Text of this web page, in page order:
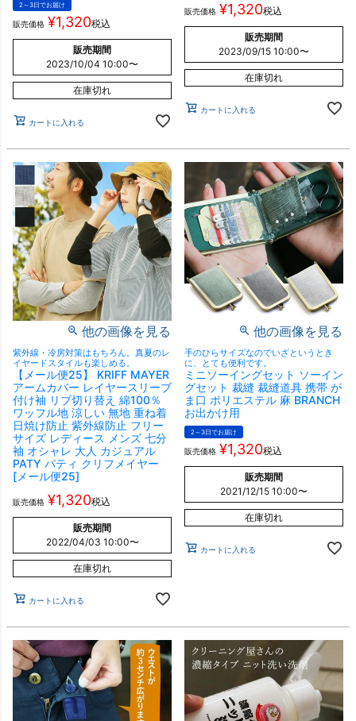
2～3日でお届け
販売価格 ¥1,320税込
販売期間
2023/10/04 10:00〜
在庫切れ
カートに入れる
販売価格 ¥1,320税込
販売期間
2023/09/15 10:00〜
在庫切れ
カートに入れる
他の画像を見る
紫外線・冷房対策はもちろん。真夏のレ
イヤードスタイルも楽しめる。
【メール便25】 KRIFF MAYER
アームカバー レイヤースリーブ
付け袖 リブ切り替え 綿100％
ワッフル地 涼しい 無地 重ね着
日焼け防止 紫外線防止 フリー
サイズ レディース メンズ 七分
袖 オシャレ 大人 カジュアル
PATY パティ クリフメイヤー
[メール便25]
販売価格 ¥1,320税込
販売期間
2022/04/03 10:00〜
在庫切れ
カートに入れる
他の画像を見る
手のひらサイズなのでいざというとき
に、とても便利です。
ミニソーイングセット ソーイン
グセット 裁縫 裁縫道具 携帯 が
ま口 ポリエステル 麻 BRANCH
お出かけ用
2～3日でお届け
販売価格 ¥1,320税込
販売期間
2021/12/15 10:00〜
在庫切れ
カートに入れる